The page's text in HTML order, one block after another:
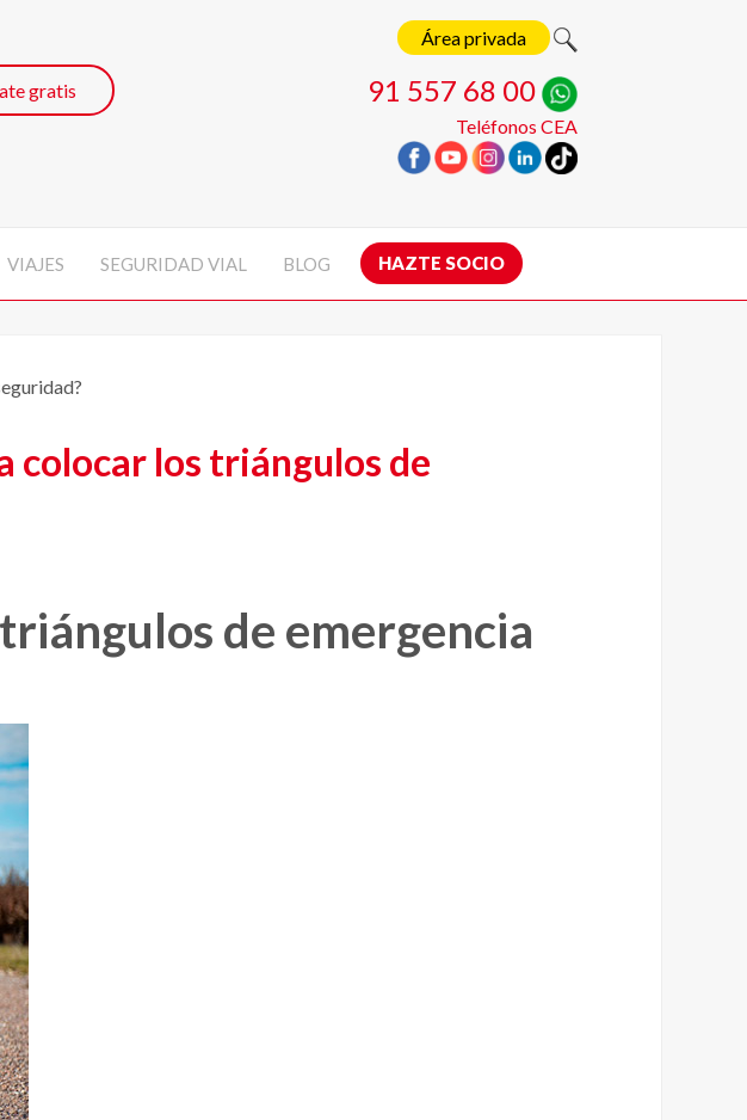
Área privada
91 557 68 00
Teléfonos CEA
gratis
VIAJES SEGURIDAD VIAL BLOG HAZTE SOCIO
colocar los triángulos de
de emergencia